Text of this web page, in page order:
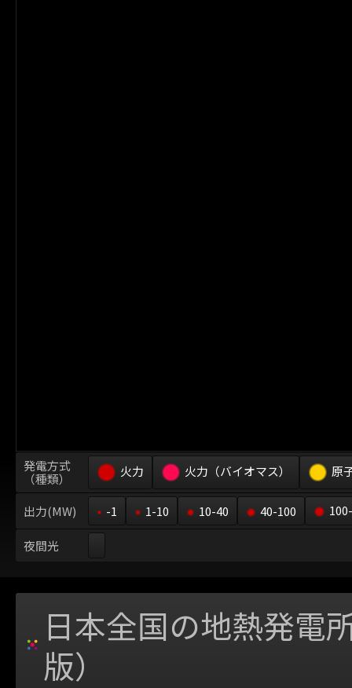
発電方式
（種類）
火力 火力（バイオマス） 原
出力(MW) -1 1-10 10-40 40-100
夜間光
日本全国の地熱発電
版）